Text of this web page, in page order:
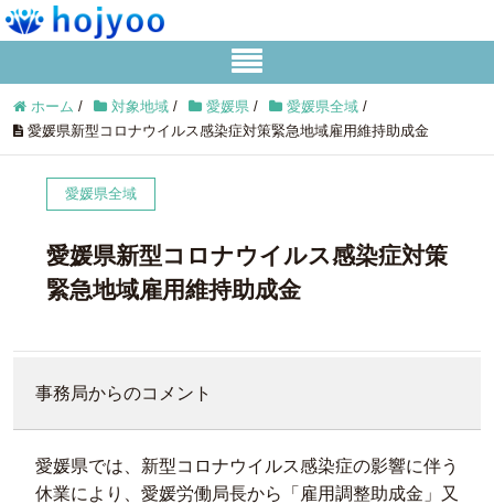
ホーム / 対象地域 / 愛媛県 / 愛媛県全域 /
愛媛県新型コロナウイルス感染症対策緊急地域雇用維持助成金
愛媛県全域
愛媛県新型コロナウイルス感染症対策
緊急地域雇用維持助成金
事務局からのコメント
愛媛県では、新型コロナウイルス感染症の影響に伴う
休業により、愛媛労働局長から「雇用調整助成金」又